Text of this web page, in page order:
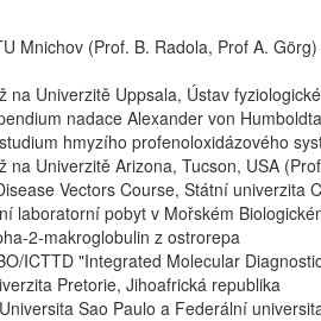
Mnichov (Prof. B. Radola, Prof A.
na Univerzitě Uppsala, Ústav
nadace Alexander von
hmyzího profenoloxidázového
na Univerzitě Arizona, Tucson, USA
Vectors Course, Státní univerzita
laboratorní pobyt v Mořském
2-makroglobulin z ostrorepa
ICTTD "Integrated Molecular
Pretorie, Jihoafrická republika
Sao Paulo a Federální